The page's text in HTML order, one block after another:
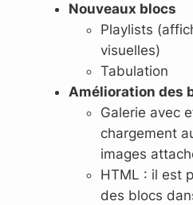
Nouveaux blocs
Playlists
visuelles)
Tabulation
Amélioration des
Galerie avec
chargement
images
HTML : il est
des blocs